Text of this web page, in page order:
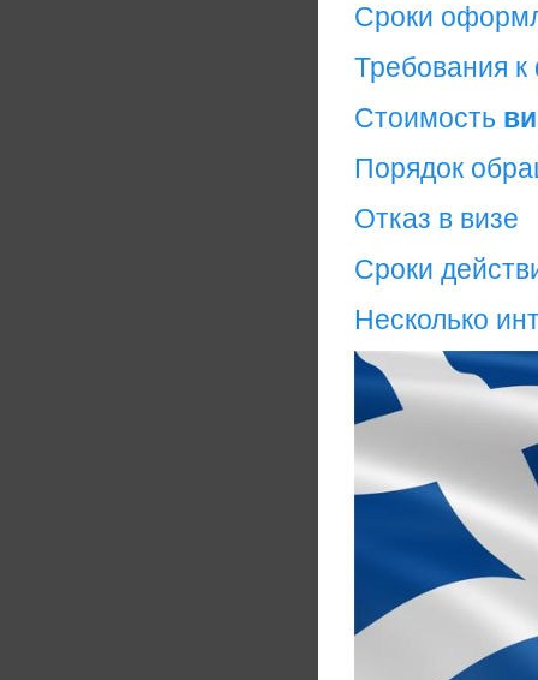
Сроки
Требования к
Стоимость
Порядок
Отказ в визе
Сроки
Несколько